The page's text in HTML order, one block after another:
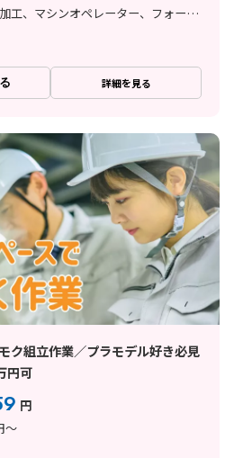
組立・組付け、加工、マシンオペレーター、フォークリフト
詳細を見る
ク組立作業／プラモデル好き必見
円可
円
～